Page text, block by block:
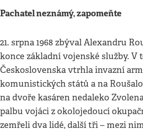
Pachatel neznámý, zapomeňte
21. srpna 1968 zbýval Alexandru
konce základní vojenské služby. V
Československa vtrhla invazní
komunistických států a na
na dvoře kasáren nedaleko
palbu vojáci z okolojedoucí
zemřeli dva lidé, další tři – mezi